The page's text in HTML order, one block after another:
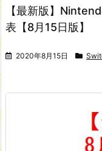
【最新版】
表【8月15日版】
2020年8月15日